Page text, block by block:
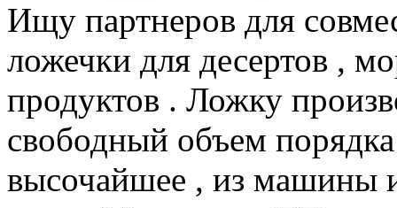
Ищу партнеров для
ложечки для десертов ,
продуктов . Ложку
свободный объем
высочайшее , из машины